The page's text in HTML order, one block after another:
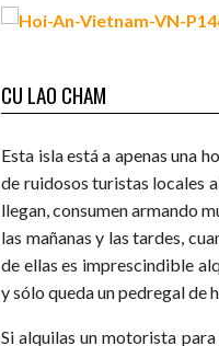
CU LAO CHAM
Esta isla está a apenas una
de ruidosos turistas locales
llegan, consumen armando
las mañanas y las tardes,
de ellas es imprescindible
y sólo queda un pedregal de
Si alquilas un motorista